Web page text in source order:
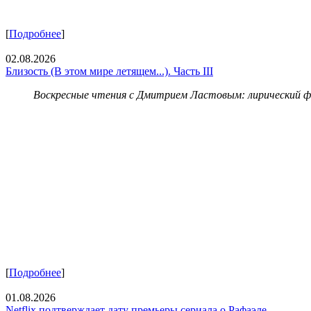
[Подробнее]
02.08.2026
Близость (В этом мире летящем...). Часть III
Воскресные чтения с Дмитрием Ластовым: лирический
[Подробнее]
01.08.2026